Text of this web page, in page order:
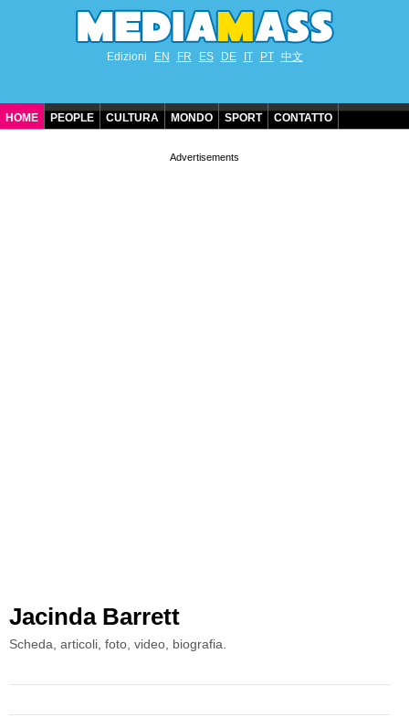
Edizioni EN FR ES DE IT PT 中文
HOME PEOPLE CULTURA MONDO SPORT CONTATTO
Jacinda Barrett
Scheda, articoli, foto, video, biografia.